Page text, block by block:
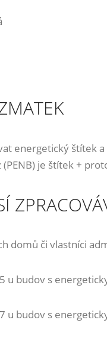
energetický štítek
je štítek +
domů či vlastníci
u budov s
u budov s